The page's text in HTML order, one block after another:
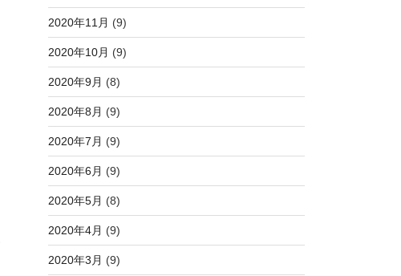
2020年11月 (9)
2020年10月 (9)
2020年9月 (8)
2020年8月 (9)
2020年7月 (9)
2020年6月 (9)
2020年5月 (8)
2020年4月 (9)
2020年3月 (9)